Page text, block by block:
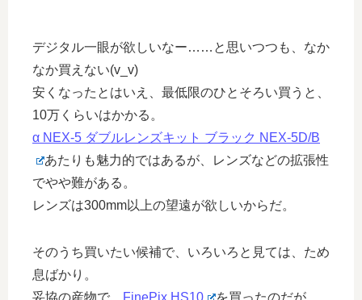
デジタル一眼が欲しいなー……と思いつつも、なか
なか買えない(v_v)
安くなったとはいえ、最低限のひとそろい買うと、
10万くらいはかかる。
α NEX-5 ダブルレンズキット ブラック NEX-5D/B
あたりも魅力的ではあるが、レンズなどの拡張性
でやや難がある。
レンズは300mm以上の望遠が欲しいからだ。
そのうち買いたい候補で、いろいろと見ては、ため
息ばかり。
妥協の産物で、
FinePix HS10
を買ったのだが、